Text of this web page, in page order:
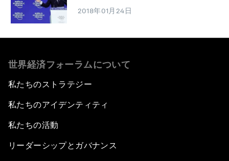
2018年01月24日
世界経済フォーラムについて
私たちのストラテジー
私たちのアイデンティティ
私たちの活動
リーダーシップとガバナンス